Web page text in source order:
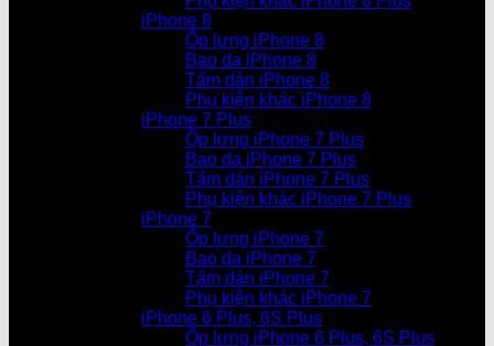
iPhone 8
Ốp lưng iPhone 8
Bao da iPhone 8
Tấm dán iPhone 8
Phụ kiện khác iPhone 8
iPhone 7 Plus
Ốp lưng iPhone 7 Plus
Bao da iPhone 7 Plus
Tấm dán iPhone 7 Plus
Phụ kiện khác iPhone 7 Plus
iPhone 7
Ốp lưng iPhone 7
Bao da iPhone 7
Tấm dán iPhone 7
Phụ kiện khác iPhone 7
iPhone 6 Plus, 6S Plus
Ốp lưng iPhone 6 Plus, 6S Plus